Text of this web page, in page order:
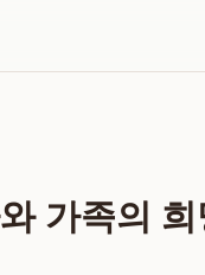
가족의